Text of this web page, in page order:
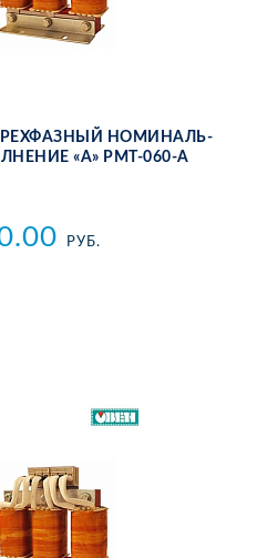
НО­МИ­НАЛЬ­
«А» РМТ-060-А
РУБ.